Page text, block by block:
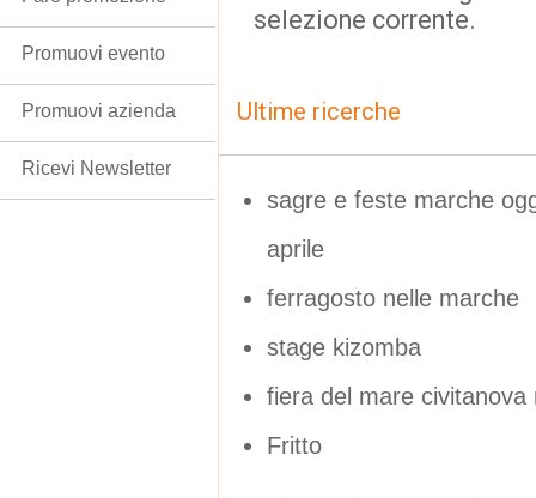
selezione corrente.
Ultime ricerche
sagre e feste marche
aprile
ferragosto nelle marche
stage kizomba
fiera del mare civitanova
Fritto
Promuovi evento
Promuovi azienda
Ricevi Newsletter